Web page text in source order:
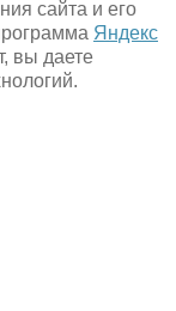
сайта и его
Яндекс
вы даете